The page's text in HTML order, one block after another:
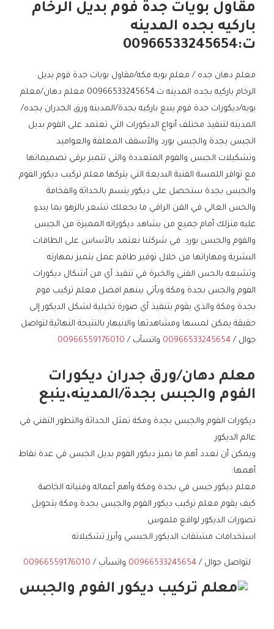
مقاول بويات جدة فوم بديل الرخام
باركيه بجده المدينه
ت:00966533245654
معلم دهان جده / معلم بويه مكه/مقاول بويات جدة فوم بديل
الرخام باركيه بجده المدينه ت:00966533245654 معلم دهان/معلم
بويه/ديكورات جدة فوم ينبع باركيه بجدة/المدينه ورق الجدران بجده/
المدينه لتنفيذ مختلف أنواع الديكورات التي تعتمد على الفوم بديل
الجبس بجدة والجبس بورد والأسقف المعلقة والعواميد
وتشكيلات الجبس والفوم المتعددة والتي تتميز برقي تصميماتها
مع توافر اللمسة الفنية البديعة التي يتركها معلم تركيب ديكور الفوم
والجبس بجدة ستحصل على ديكور يتسم بالحداثة والفخامة
والحس العالي في الفن الراقي ما يجعلك تشعر بالزهو بما يبدو
عليه منزلك أمام جميع من يشاهد ديكوراته المميزة من الجبس
والفوم والجبس بورد. في شركتنا نعتمد بالأساس على الطاقات
البشرية ومهاراتها من خلال توفير طاقم عمل يتميز بمهارته
وتشبعه بالحس الفني والخبرة في تنفيذ أي من أشكال ديكورات
الفوم والجس بجدة ومكة ويأتي بينهم افضل معلم تركيب فوم
بجدة ومكة والذي يقوم بتنفيذ أي صورة تخيلية لشكل الديكور إلى
حقيقة يمكن لمسها ومشاهدتها والانبهار بالنتيجة النهائية.لتواصل
جوال / 00966533245654 واتسآب / 00966559176010
معلم دهان/ورق جدران ديكورات
الفوم والجبس بجدة/المدينه،ينبع
ديكورات الفوم والجبس بجدة ومكة تمثل الحداثة والتطور التقني في
عالم الديكور
ويمكن أن نعدد أهم ما يميز ديكور الفوم بديل الجبس في عدة نقاط
أهمها:
معلم ديكور جبس في بجدة ومكة وأهم أعماله وفنياته الخاصة
كيف يقوم معلم تركيب ديكور الفوم والجبس بجدة ومكة بتحويل
تصورات الديكور لواقع ملموس
استخدامات مشتقات الديكور الجبسي وأبرز تشكيلاته
لتواصل جوال / 00966533245654 واتسآب / 00966559176010